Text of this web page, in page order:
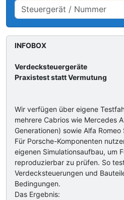
INFOBOX
Verdecksteuergeräte
Praxistest statt Vermutung
Wir verfügen über eigene
mehrere Cabrios wie Mercedes
Generationen) sowie Alfa
Für Porsche-Komponenten
eigenen Simulationsaufbau, um
reproduzierbar zu prüfen. So
Verdecksteuerungen und
Bedingungen.
Das Ergebnis: